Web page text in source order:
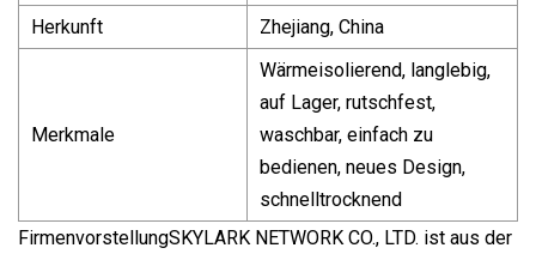
Herkunft
Zhejiang, China
Merkmale
Wärmeisolierend, langlebig,
auf Lager, rutschfest,
waschbar, einfach zu
bedienen, neues Design,
schnelltrocknend
FirmenvorstellungSKYLARK NETWORK CO., LTD. ist aus der